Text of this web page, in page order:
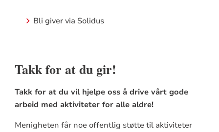
Bli giver via Solidus
Takk for at du gir!
Takk for at du vil hjelpe oss å drive vårt gode
arbeid med aktiviteter for alle aldre!
Menigheten får noe offentlig støtte til aktiviteter